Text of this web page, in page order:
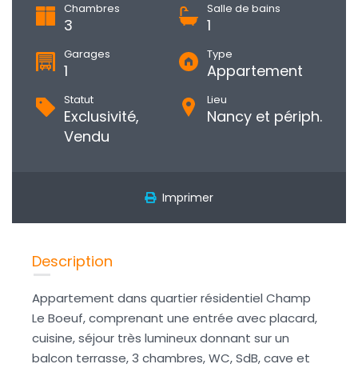
Chambres
3
Salle de bains
1
Garages
1
Type
Appartement
Statut
Exclusivité,
Vendu
Lieu
Nancy et périph.
Imprimer
Description
Appartement dans quartier résidentiel Champ
Le Boeuf, comprenant une entrée avec placard,
cuisine, séjour très lumineux donnant sur un
balcon terrasse, 3 chambres, WC, SdB, cave et